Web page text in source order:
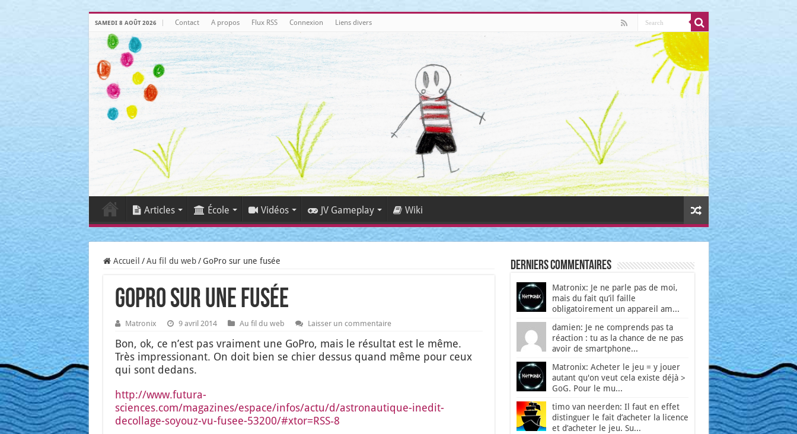
SAMEDI 8 AOÛT 2026 Contact A propos Flux RSS Connexion Liens divers
Articles École Vidéos JV Gameplay Wiki
Accueil / Au fil du web / GoPro sur une fusée
GoPro sur une fusée
Matronix 9 avril 2014 Au fil du web Laisser un commentaire
Bon, ok, ce n’est pas vrai­ment une GoPro, mais le résul­tat est le même.
Très impres­sio­nant. On doit bien se chier des­sus quand même pour ceux
qui sont dedans.
http://www.futura-
sciences.com/magazines/espace/infos/actu/d/astronautique-inedit-
decollage-soyouz-vu-fusee-53200/#xtor=RSS‑8
Derniers Commentaires
Matronix: Je ne parle pas de moi,
mais du fait qu’il faille
obligatoirement un appareil am...
damien: Je ne comprends pas ta
réaction : tu as la chance de ne pas
avoir de smartphone...
Matronix: Acheter le jeu = y jouer
autant qu'on veut cela existe déjà >
GoG. Pour le mu...
timo van neerden: Il faut en effet
distinguer le fait d’acheter la licence
et d’acheter le jeu. Su...